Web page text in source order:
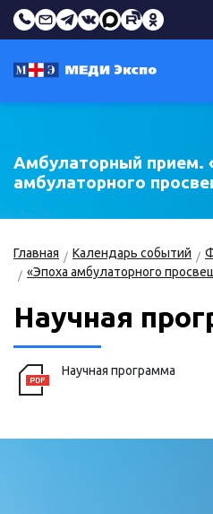
Амбулаторный прием.
амбулаторного
Главная Календарь событий
«Эпоха амбулаторного
Научная
Научная программа